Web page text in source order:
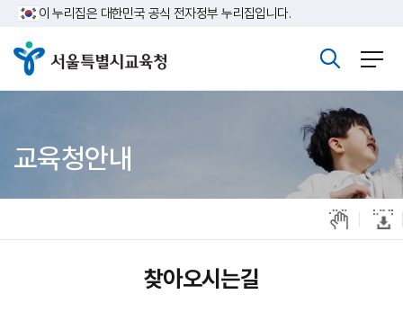
주메뉴바로가기
본문바로가기
이 누리집은 대한민국 공식 전자정부 누리집입니다.
교육청안내
찾아오시는길